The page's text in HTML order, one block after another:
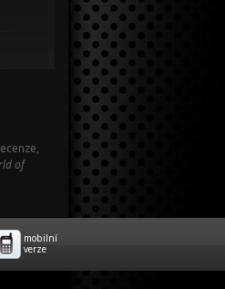
of
mobilní
verze